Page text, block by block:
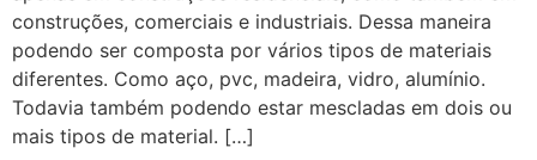
construções, comerciais e industriais. Dessa maneira
podendo ser composta por vários tipos de materiais
diferentes. Como aço, pvc, madeira, vidro, alumínio.
Todavia também podendo estar mescladas em dois ou
mais tipos de material. […]